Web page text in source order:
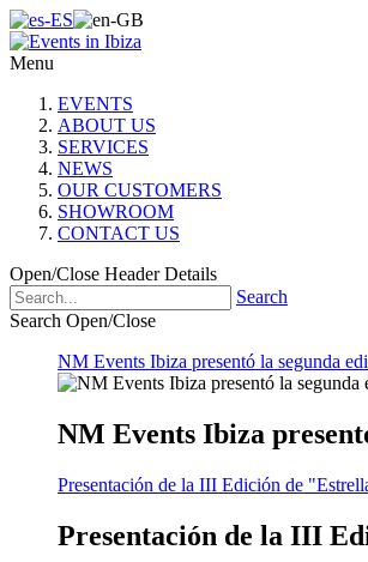
Menu
EVENTS
ABOUT US
SERVICES
NEWS
OUR CUSTOMERS
SHOWROOM
CONTACT US
Open/Close Header Details
Search
Search Open/Close
NM Events Ibiza presentó la segunda
NM Events Ibiza
Presentación de la III Edición de
Presentación de la III